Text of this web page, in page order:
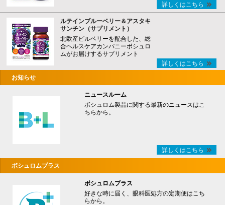
詳しくはこちら
ルテインブルーベリー＆アスタキ
サンチン（サプリメント）
北欧産ビルベリーを配合した、総
合ヘルスケアカンパニーボシュロ
ムがお届けするサプリメント
詳しくはこちら
お知らせ
ニュースルーム
ボシュロム製品に関する最新のニュースはこ
ちらから。
詳しくはこちら
ボシュロムプラス
ボシュロムプラス
好きな時に届く、眼科医処方の定期便はこち
らから。